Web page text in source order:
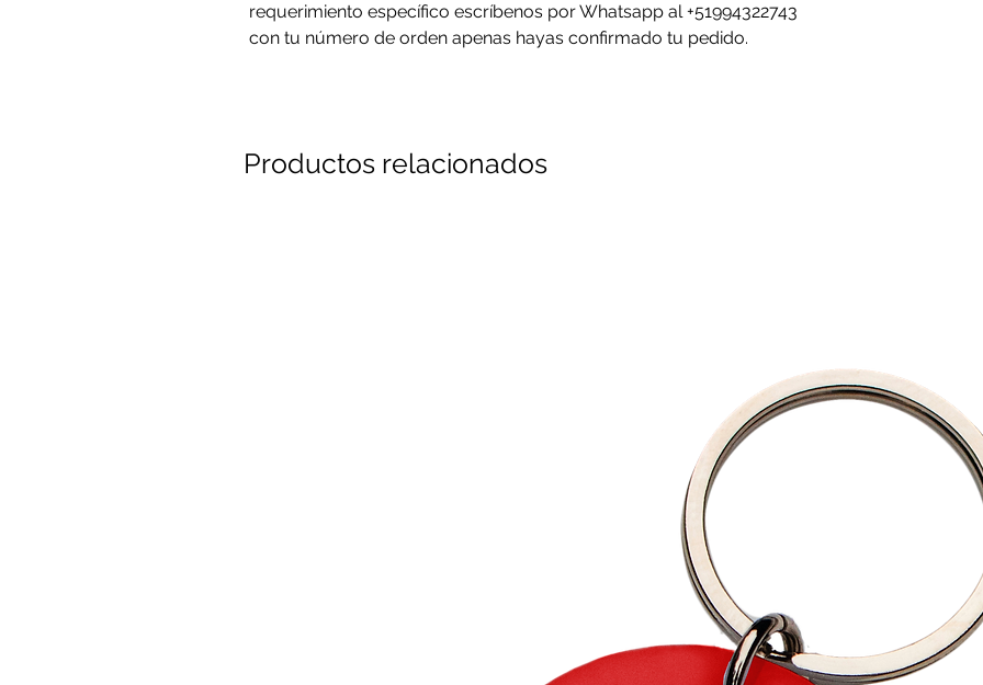
requerimiento específico escríbenos por Whatsapp al +51994322743
con tu número de orden apenas hayas confirmado tu pedido.
Productos relacionados